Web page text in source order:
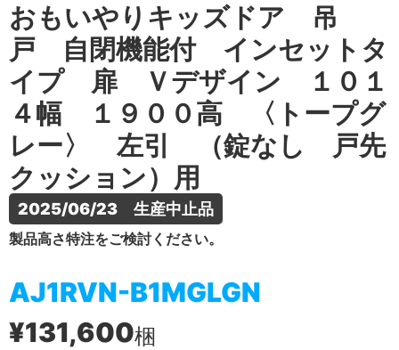
おもいやりキッズドア 吊
戸 自閉機能付 インセットタ
イプ 扉 Ｖデザイン １０１
４幅 １９００高 〈トープグ
レー〉 左引 （錠なし 戸先
クッション）用
2025/06/23　生産中止品
製品高さ特注をご検討ください。
AJ1RVN-B1MGLGN
¥131,600梱